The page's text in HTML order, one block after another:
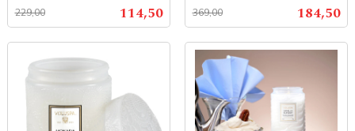
Tilbud
114,50
229,00
mva.
Tilbud
184,50
369,00
mva.